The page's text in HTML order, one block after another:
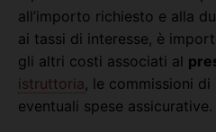
all’importo richiesto e alla
ai tassi di interesse, è
gli altri costi associati al
istruttoria, le commissioni di
eventuali spese assicurative.